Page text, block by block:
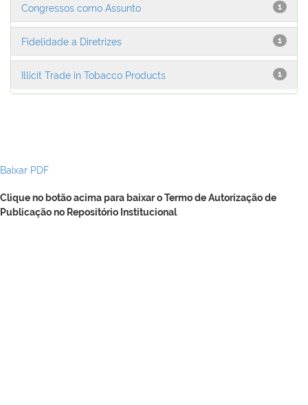
1
Congressos como Assunto
1
Fidelidade a Diretrizes
1
Illicit Trade in Tobacco Products
Baixar PDF
Clique no botão acima para baixar o Termo de Autorização de
Publicação no Repositório Institucional